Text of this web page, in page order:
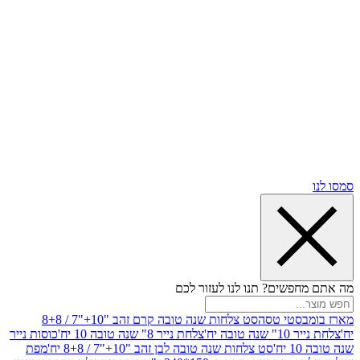
תנו לנו לעזור לכם
טסה
סט צלחות שנה טובה קרם זהב "10+"7 / 8+8
יח'
צלחת נייר 8" שנה טובה 10 יח'
כוסות נייר
סט צלחות שנה טובה לבן זהב "10+"7 / 8+8 יח'
מפת